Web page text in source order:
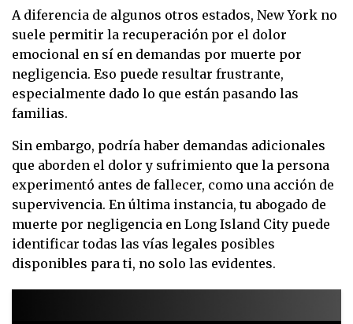
A diferencia de algunos otros estados, New York no
suele permitir la recuperación por el dolor
emocional en sí en demandas por muerte por
negligencia. Eso puede resultar frustrante,
especialmente dado lo que están pasando las
familias.
Sin embargo, podría haber demandas adicionales
que aborden el dolor y sufrimiento que la persona
experimentó antes de fallecer, como una acción de
supervivencia. En última instancia, tu abogado de
muerte por negligencia en Long Island City puede
identificar todas las vías legales posibles
disponibles para ti, no solo las evidentes.